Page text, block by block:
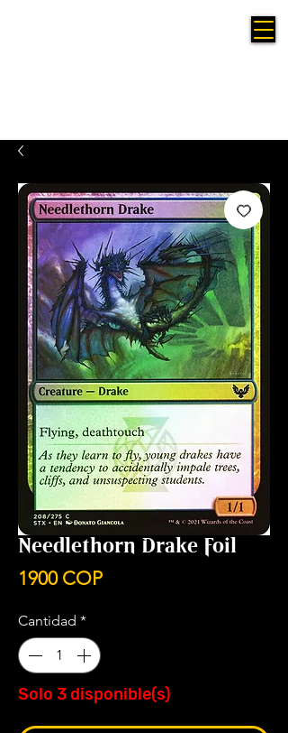
Needlethorn Drake Foil
1900 COPPrecio
Cantidad *
Solo 3 disponible(s)